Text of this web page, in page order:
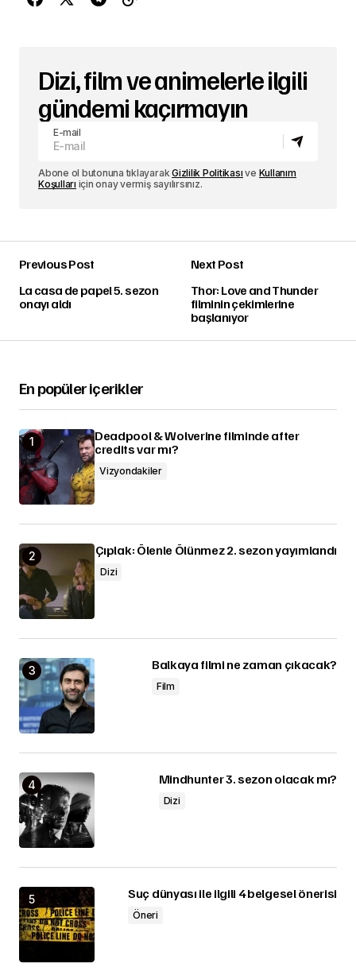
Dizi, film ve animelerle ilgili
gündemi kaçırmayın
E-mail
Abone ol butonuna tıklayarakGizlilik Politikası ve Kullanım
Koşulları için onay vermiş sayılırsınız.
Previous Post
La casa de papel 5. sezon
onayı aldı
Next Post
Thor: Love and Thunder
filminin çekimlerine
başlanıyor
En popüler içerikler
Deadpool & Wolverine filminde after
credits var mı?
Vizyondakiler
Çıplak: Ölenle Ölünmez 2. sezon yayımlandı
Dizi
Balkaya filmi ne zaman çıkacak?
Film
Mindhunter 3. sezon olacak mı?
Dizi
Suç dünyası ile ilgili 4 belgesel önerisi
Öneri